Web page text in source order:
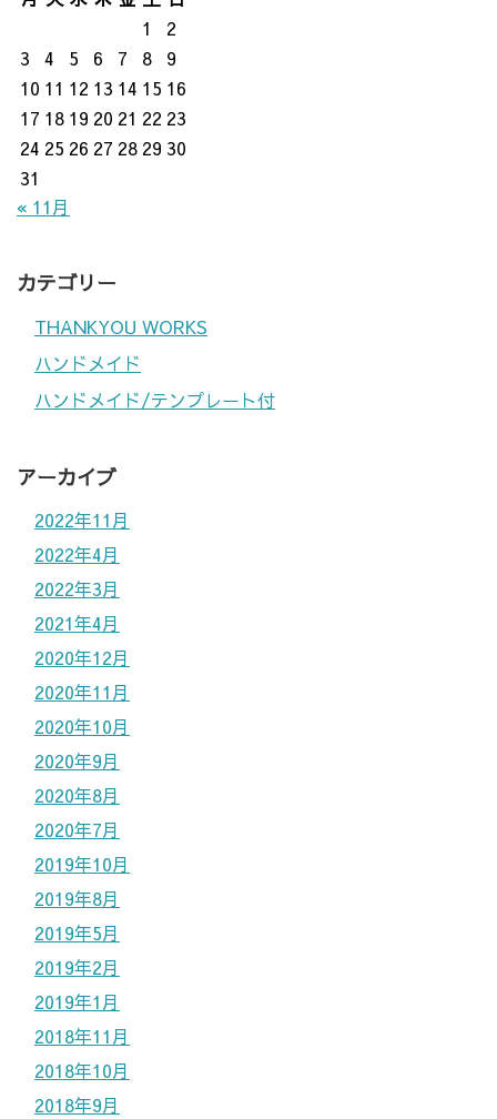
1
2
3
4 5 6 7 8
9
10 11 12 13 14 15 16
17 18 19 20 21 22 23
24 25 26 27 28 29 30
31
« 11月
カテゴリー
THANKYOU WORKS
ハンドメイド
ハンドメイド/テンプレート付
アーカイブ
2022年11月
2022年4月
2022年3月
2021年4月
2020年12月
2020年11月
2020年10月
2020年9月
2020年8月
2020年7月
2019年10月
2019年8月
2019年5月
2019年2月
2019年1月
2018年11月
2018年10月
2018年9月